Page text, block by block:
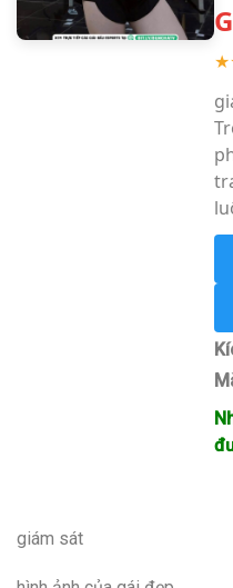
giám sát